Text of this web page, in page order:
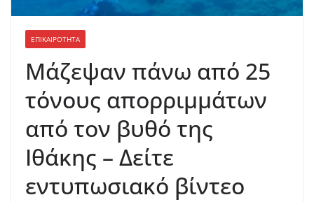
ΕΠΙΚΑΙΡΟΤΗΤΑ
Μάζεψαν πάνω από 25
τόνους απορριμμάτων
από τον βυθό της
Ιθάκης – Δείτε
εντυπωσιακό βίντεο